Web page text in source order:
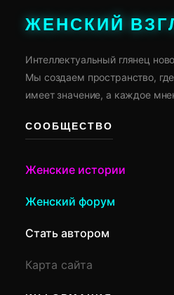
ЖЕНСКИЙ
Интеллектуальный глянец
Мы создаем пространство,
имеет значение, а каждое
СООБЩЕСТВО
Женские истории
Женский форум
Стать автором
Карта сайта